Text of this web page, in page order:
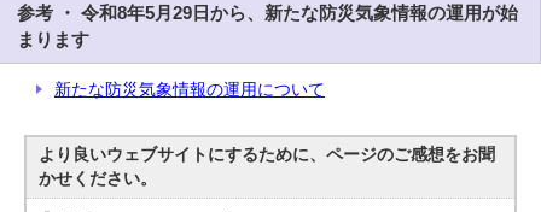
参考 ・ 令和8年5月29日から、新たな防災気象情報の運用が始
まります
新たな防災気象情報の運用について
より良いウェブサイトにするために、ページのご感想をお聞
かせください。